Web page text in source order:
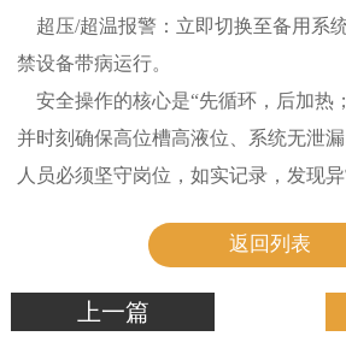
超压/超温报警：立即切换至备用系
禁设备带病运行。
安全操作的核心是“先循环，后加热
并时刻确保高位槽高液位、系统无泄
人员必须坚守岗位，如实记录，发现异
返回列表
上一篇